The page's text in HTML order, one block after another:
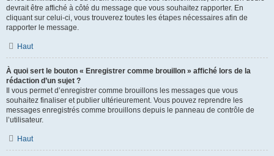
devrait être affiché à côté du message que vous souhaitez rapporter. En
cliquant sur celui-ci, vous trouverez toutes les étapes nécessaires afin de
rapporter le message.
Haut
À quoi sert le bouton « Enregistrer comme brouillon » affiché lors de la
rédaction d’un sujet ?
Il vous permet d’enregistrer comme brouillons les messages que vous
souhaitez finaliser et publier ultérieurement. Vous pouvez reprendre les
messages enregistrés comme brouillons depuis le panneau de contrôle de
l’utilisateur.
Haut